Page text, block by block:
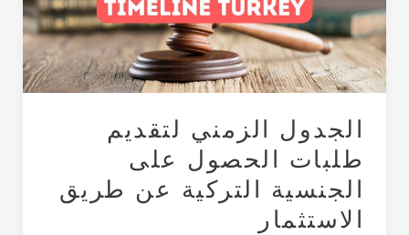
الجدول الزمني لتقديم
طلبات الحصول على
الجنسية التركية عن طريق
الاستثمار
على
الجنسية
التركية
عن
الاستثمار